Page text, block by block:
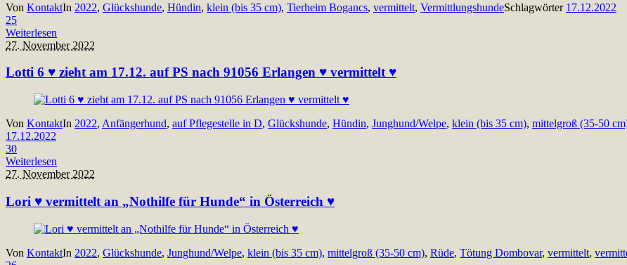
Von KontaktIn 2022, Glückshunde, Hündin, klein (bis 35 cm), Tierheim Bogancs, vermittelt, VermittlungshundeSchlagwörter 17.12.2022
25
Weiterlesen
27. November 2022
Lotti 6 ♥ zieht am 17.12. auf PS nach 91056 Erlangen ♥ vermittelt ♥
Von KontaktIn 2022, Anfängerhund, auf Pflegestelle in D, Glückshunde, Hündin, Junghund/Welpe, klein (bis 35 cm), mittelgroß (35-50
17.12.2022
30
Weiterlesen
27. November 2022
Lori ♥ vermittelt an „Nothilfe für Hunde“ in Österreich ♥
Von KontaktIn 2022, Glückshunde, Junghund/Welpe, klein (bis 35 cm), mittelgroß (35-50 cm), Rüde, Tötung Dombovar, vermittelt,